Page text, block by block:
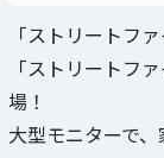
「ストリートフ
「ストリートフ
場！
大型モニターで